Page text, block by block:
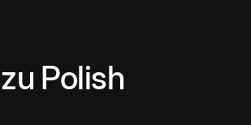
zu Polish